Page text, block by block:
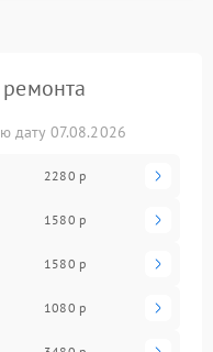
дату 07.08.2026
2280 р
1580 р
1580 р
1080 р